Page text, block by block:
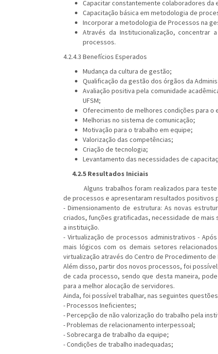
Capacitar constantemente colaboradores
Capacitação básica em metodologia de
Incorporar a metodologia de Processos na
Através da Institucionalização, concentrar
processos.
4.2.4.3 Benefícios Esperados
Mudança da cultura de gestão;
Qualificação da gestão dos órgãos da
Avaliação positiva pela comunidade
UFSM;
Oferecimento de melhores condições para o
Melhorias no sistema de comunicação;
Motivação para o trabalho em equipe;
Valorização das competências;
Criação de tecnologia;
Levantamento das necessidades de
4.2.5 Resultados Iniciais
Alguns trabalhos foram realizados para teste
de processos e apresentaram resultados positivos
- Dimensionamento de estrutura: As novas
criados, funções gratificadas, necessidade de
a instituição.
- Virtualização de processos administrativos -
mais lógicos com os demais setores
virtualização através do Centro de Procedimento de
Além disso, partir dos novos processos, foi
de cada processo, sendo que desta maneira,
para a melhor alocação de servidores.
Ainda, foi possível trabalhar, nas seguintes
- Processos Ineficientes;
- Percepção de não valorização do trabalho pela
- Problemas de relacionamento interpessoal;
- Sobrecarga de trabalho da equipe;
- Condições de trabalho inadequadas;